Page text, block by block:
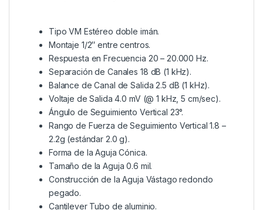
Tipo VM Estéreo doble imán.
Montaje 1/2″ entre centros.
Respuesta en Frecuencia 20 – 20.000 Hz.
Separación de Canales 18 dB (1 kHz).
Balance de Canal de Salida 2.5 dB (1 kHz).
Voltaje de Salida 4.0 mV (@ 1 kHz, 5 cm/sec).
Ángulo de Seguimiento Vertical 23°.
Rango de Fuerza de Seguimiento Vertical 1.8 –
2.2g (estándar 2.0 g).
Forma de la Aguja Cónica.
Tamaño de la Aguja 0.6 mil.
Construcción de la Aguja Vástago redondo
pegado.
Cantilever Tubo de aluminio.